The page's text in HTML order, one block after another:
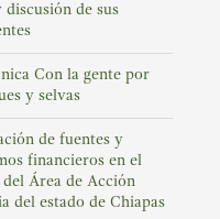
discusión de sus
Con la gente por
y selvas
de fuentes y
financieros en el
Área de Acción
del estado de Chiapas